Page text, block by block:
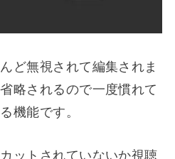
ど無視されて編集されま
略されるので一度慣れて
機能です。
ットされていないか視聴